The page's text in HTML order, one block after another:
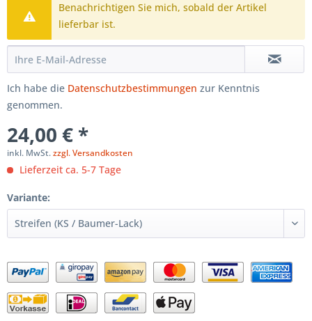
Benachrichtigen Sie mich, sobald der Artikel
lieferbar ist.
Ich habe die Datenschutzbestimmungen zur Kenntnis
genommen.
24,00 € *
inkl. MwSt.zzgl. Versandkosten
Lieferzeit ca. 5-7 Tage
Variante: